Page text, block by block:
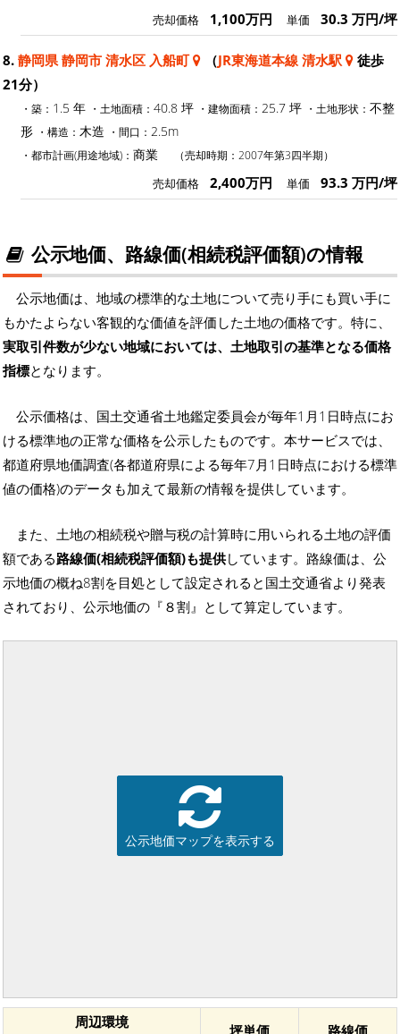
売却価格 1,100万円 単価 30.3 万円/坪
8. 静岡県 静岡市 清水区 入船町 （JR東海道本線 清水駅
徒歩
21分）
・築： 1.5 年 ・土地面積： 40.8 坪 ・建物面積： 25.7 坪 ・土地形状： 不整
形 ・構造： 木造 ・間口： 2.5m
・都市計画(用途地域)： 商業 （売却時期：2007年第3四半期）
売却価格 2,400万円 単価 93.3 万円/坪
公示地価、路線価(相続税評価額)の情報
公示地価は、地域の標準的な土地について売り手にも買い手に
もかたよらない客観的な価値を評価した土地の価格です。特に、
実取引件数が少ない地域においては、土地取引の基準となる価格
指標となります。
公示価格は、国土交通省土地鑑定委員会が毎年1月1日時点にお
ける標準地の正常な価格を公示したものです。本サービスでは、
都道府県地価調査(各都道府県による毎年7月1日時点における標準
値の価格)のデータも加えて最新の情報を提供しています。
また、土地の相続税や贈与税の計算時に用いられる土地の評価
額である路線価(相続税評価額)も提供しています。路線価は、公
示地価の概ね8割を目処として設定されると国土交通省より発表
されており、公示地価の『８割』として算定しています。
公示地価マップを表示する
周辺環境